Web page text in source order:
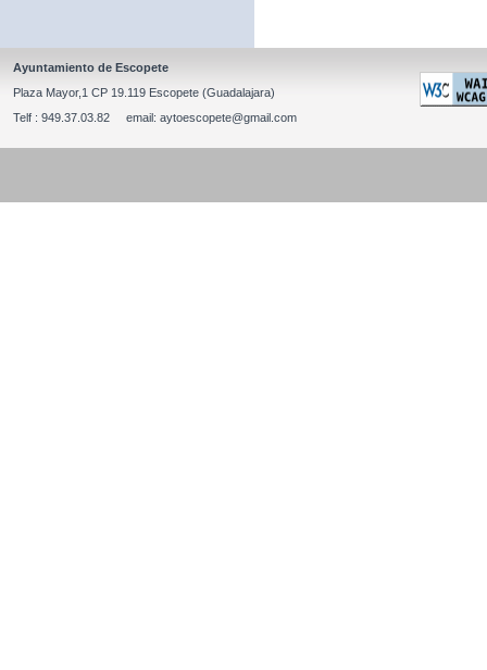
Ayuntamiento de Escopete
Plaza Mayor,1 CP 19.119 Escopete (Guadalajara)
Telf : 949.37.03.82 email: aytoescopete@gmail.com